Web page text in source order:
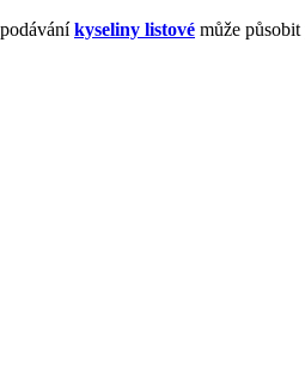
kyseliny listové může